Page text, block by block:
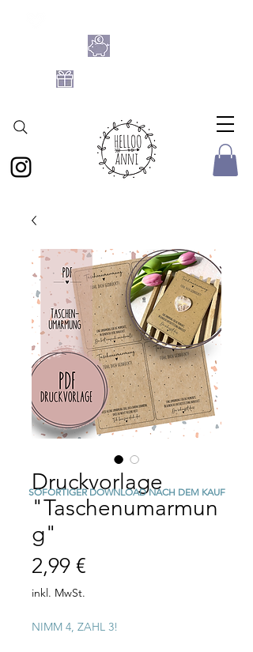
Druckvorlage
"Taschenumarmun
g"
2,99 €
inkl. MwSt.
NIMM 4, ZAHL 3!
SOFORTIGER DOWNLOAD NACH DEM KAUF